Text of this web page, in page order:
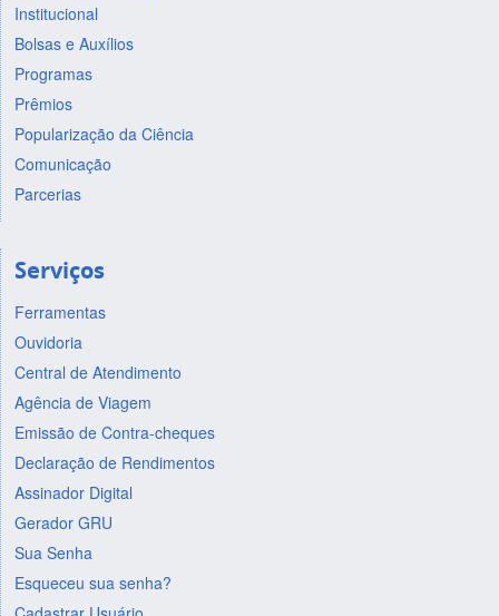
Institucional
Bolsas e Auxílios
Programas
Prêmios
Popularização da Ciência
Comunicação
Parcerias
Serviços
Ferramentas
Ouvidoria
Central de Atendimento
Agência de Viagem
Emissão de Contra-cheques
Declaração de Rendimentos
Assinador Digital
Gerador GRU
Sua Senha
Esqueceu sua senha?